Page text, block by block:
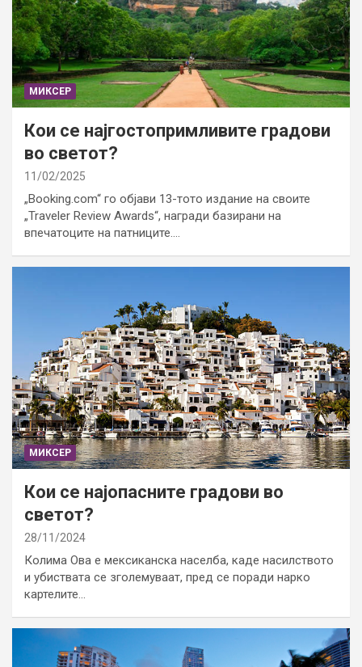
МИКСЕР
Кои се најгостопримливите градови
во светот?
11/02/2025
„Booking.com“ го објави 13-тото издание на своите
„Traveler Review Awards“, награди базирани на
впечатоците на патниците.…
МИКСЕР
Кои се најопасните градови во
светот?
28/11/2024
Колима Ова е мексиканска населба, каде насилството
и убиствата се зголемуваат, пред се поради нарко
картелите…